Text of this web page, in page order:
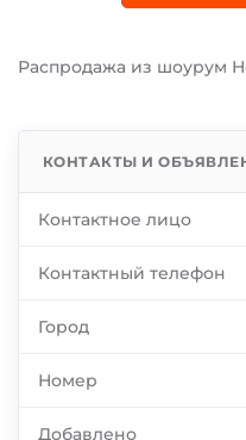
Распродажа из шоурум
КОНТАКТЫ И
Контактное лицо
Контактный телефон
Город
Номер
Добавлено